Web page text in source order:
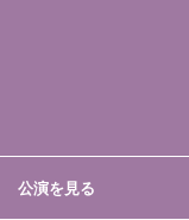
公演を見る